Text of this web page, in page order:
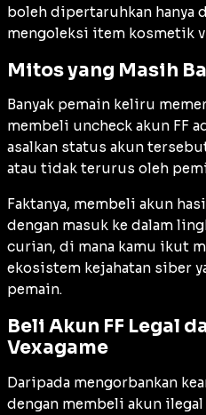
boleh dipertaruhkan hanya
mengoleksi item kosmetik
Mitos yang Masih
Banyak pemain keliru
membeli uncheck akun FF
asalkan status akun
atau tidak terurus oleh
Faktanya, membeli akun
dengan masuk ke dalam
curian, di mana kamu ikut
ekosistem kejahatan siber
pemain.
Beli Akun FF Legal
Vexagame
Daripada mengorbankan
dengan membeli akun